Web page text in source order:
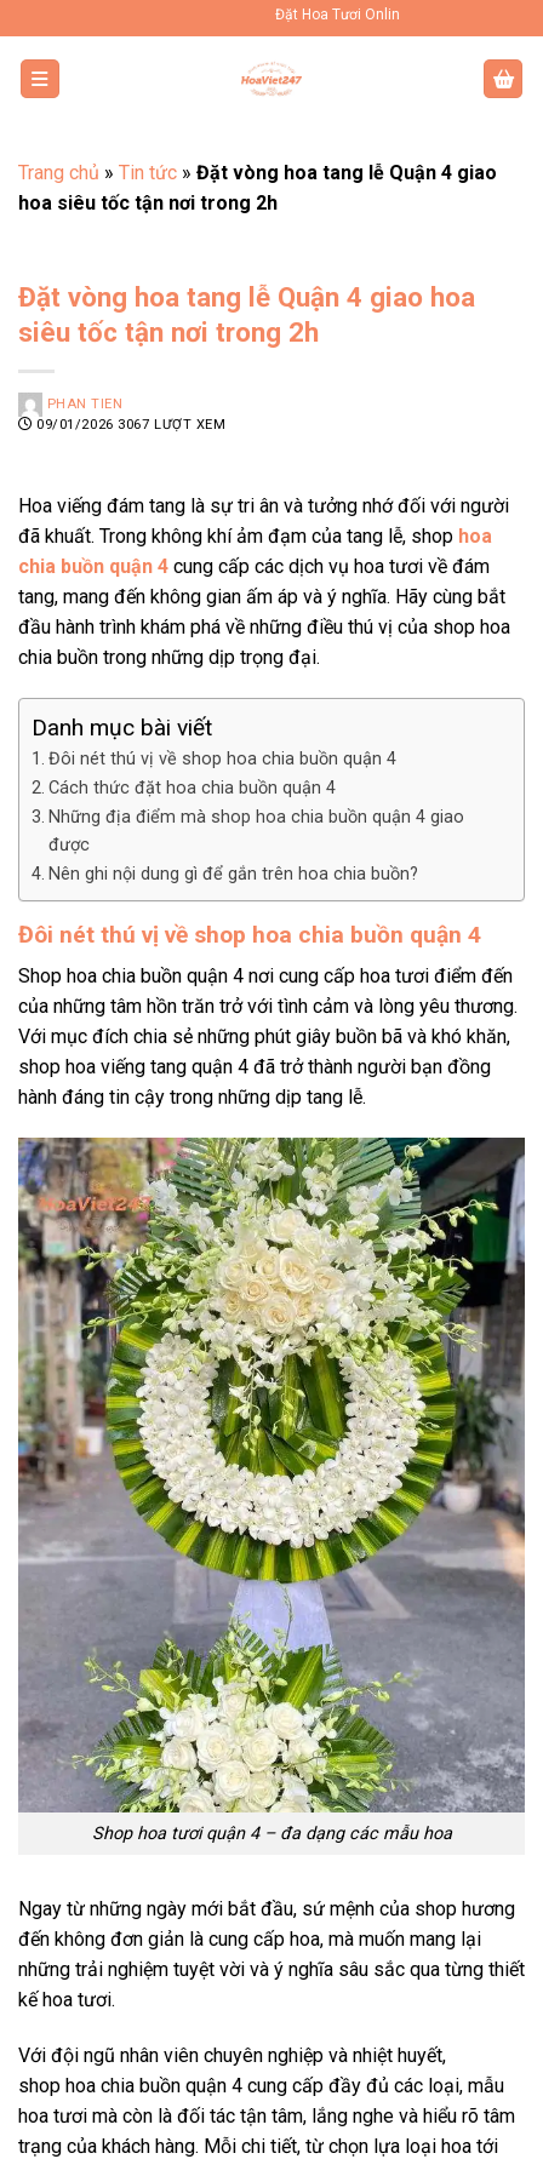
qua
dung
Đặt Hoa Tươi Online Uy Tín Toàn Quốc
Trang chủ » Tin tức » Đặt vòng hoa tang lễ Quận 4 giao
hoa siêu tốc tận nơi trong 2h
Đặt vòng hoa tang lễ Quận 4 giao hoa
siêu tốc tận nơi trong 2h
PHAN TIEN
09/01/2026 3067 LƯỢT XEM
Hoa viếng đám tang là sự tri ân và tưởng nhớ đối với người
đã khuất. Trong không khí ảm đạm của tang lễ, shop hoa
chia buồn quận 4 cung cấp các dịch vụ hoa tươi về đám
tang, mang đến không gian ấm áp và ý nghĩa. Hãy cùng bắt
đầu hành trình khám phá về những điều thú vị của shop hoa
chia buồn trong những dịp trọng đại.
Danh mục bài viết
Đôi nét thú vị về shop hoa chia buồn quận 4
Cách thức đặt hoa chia buồn quận 4
Những địa điểm mà shop hoa chia buồn quận 4 giao
được
Nên ghi nội dung gì để gắn trên hoa chia buồn?
Đôi nét thú vị về shop hoa chia buồn quận 4
Shop hoa chia buồn quận 4 nơi cung cấp hoa tươi điểm đến
của những tâm hồn trăn trở với tình cảm và lòng yêu thương.
Với mục đích chia sẻ những phút giây buồn bã và khó khăn,
shop hoa viếng tang quận 4 đã trở thành người bạn đồng
hành đáng tin cậy trong những dịp tang lễ.
Shop hoa tươi quận 4 – đa dạng các mẫu hoa
Ngay từ những ngày mới bắt đầu, sứ mệnh của shop hương
đến không đơn giản là cung cấp hoa, mà muốn mang lại
những trải nghiệm tuyệt vời và ý nghĩa sâu sắc qua từng thiết
kế hoa tươi.
Với đội ngũ nhân viên chuyên nghiệp và nhiệt huyết,
shop hoa chia buồn quận 4 cung cấp đầy đủ các loại, mẫu
hoa tươi mà còn là đối tác tận tâm, lắng nghe và hiểu rõ tâm
trạng của khách hàng. Mỗi chi tiết, từ chọn lựa loại hoa tới
Phạm Mạnh Hùng
0979******Đặt hàng thành công
phút trước